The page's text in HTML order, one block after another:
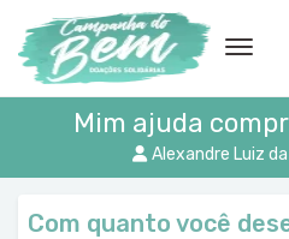
Mim ajuda
Alexandre Luiz
Com quanto você